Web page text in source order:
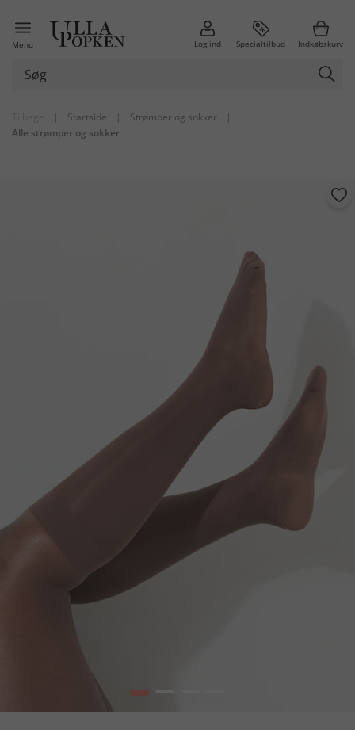
Menu Log ind Specialtilbud Indkøbskurv
| Startside | Strømper og sokker
|
Alle strømper og sokker